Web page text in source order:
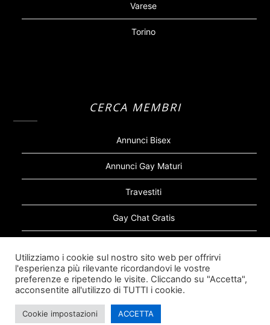
Varese
Torino
CERCA MEMBRI
Annunci Bisex
Annunci Gay Maturi
Travestiti
Gay Chat Gratis
Sugar Daddy Gay
Utilizziamo i cookie sul nostro sito web per offrirvi
l'esperienza più rilevante ricordandovi le vostre
preferenze e ripetendo le visite. Cliccando su "Accetta",
acconsentite all'utilizzo di TUTTI i cookie.
Cookie impostazioni ACCETTA